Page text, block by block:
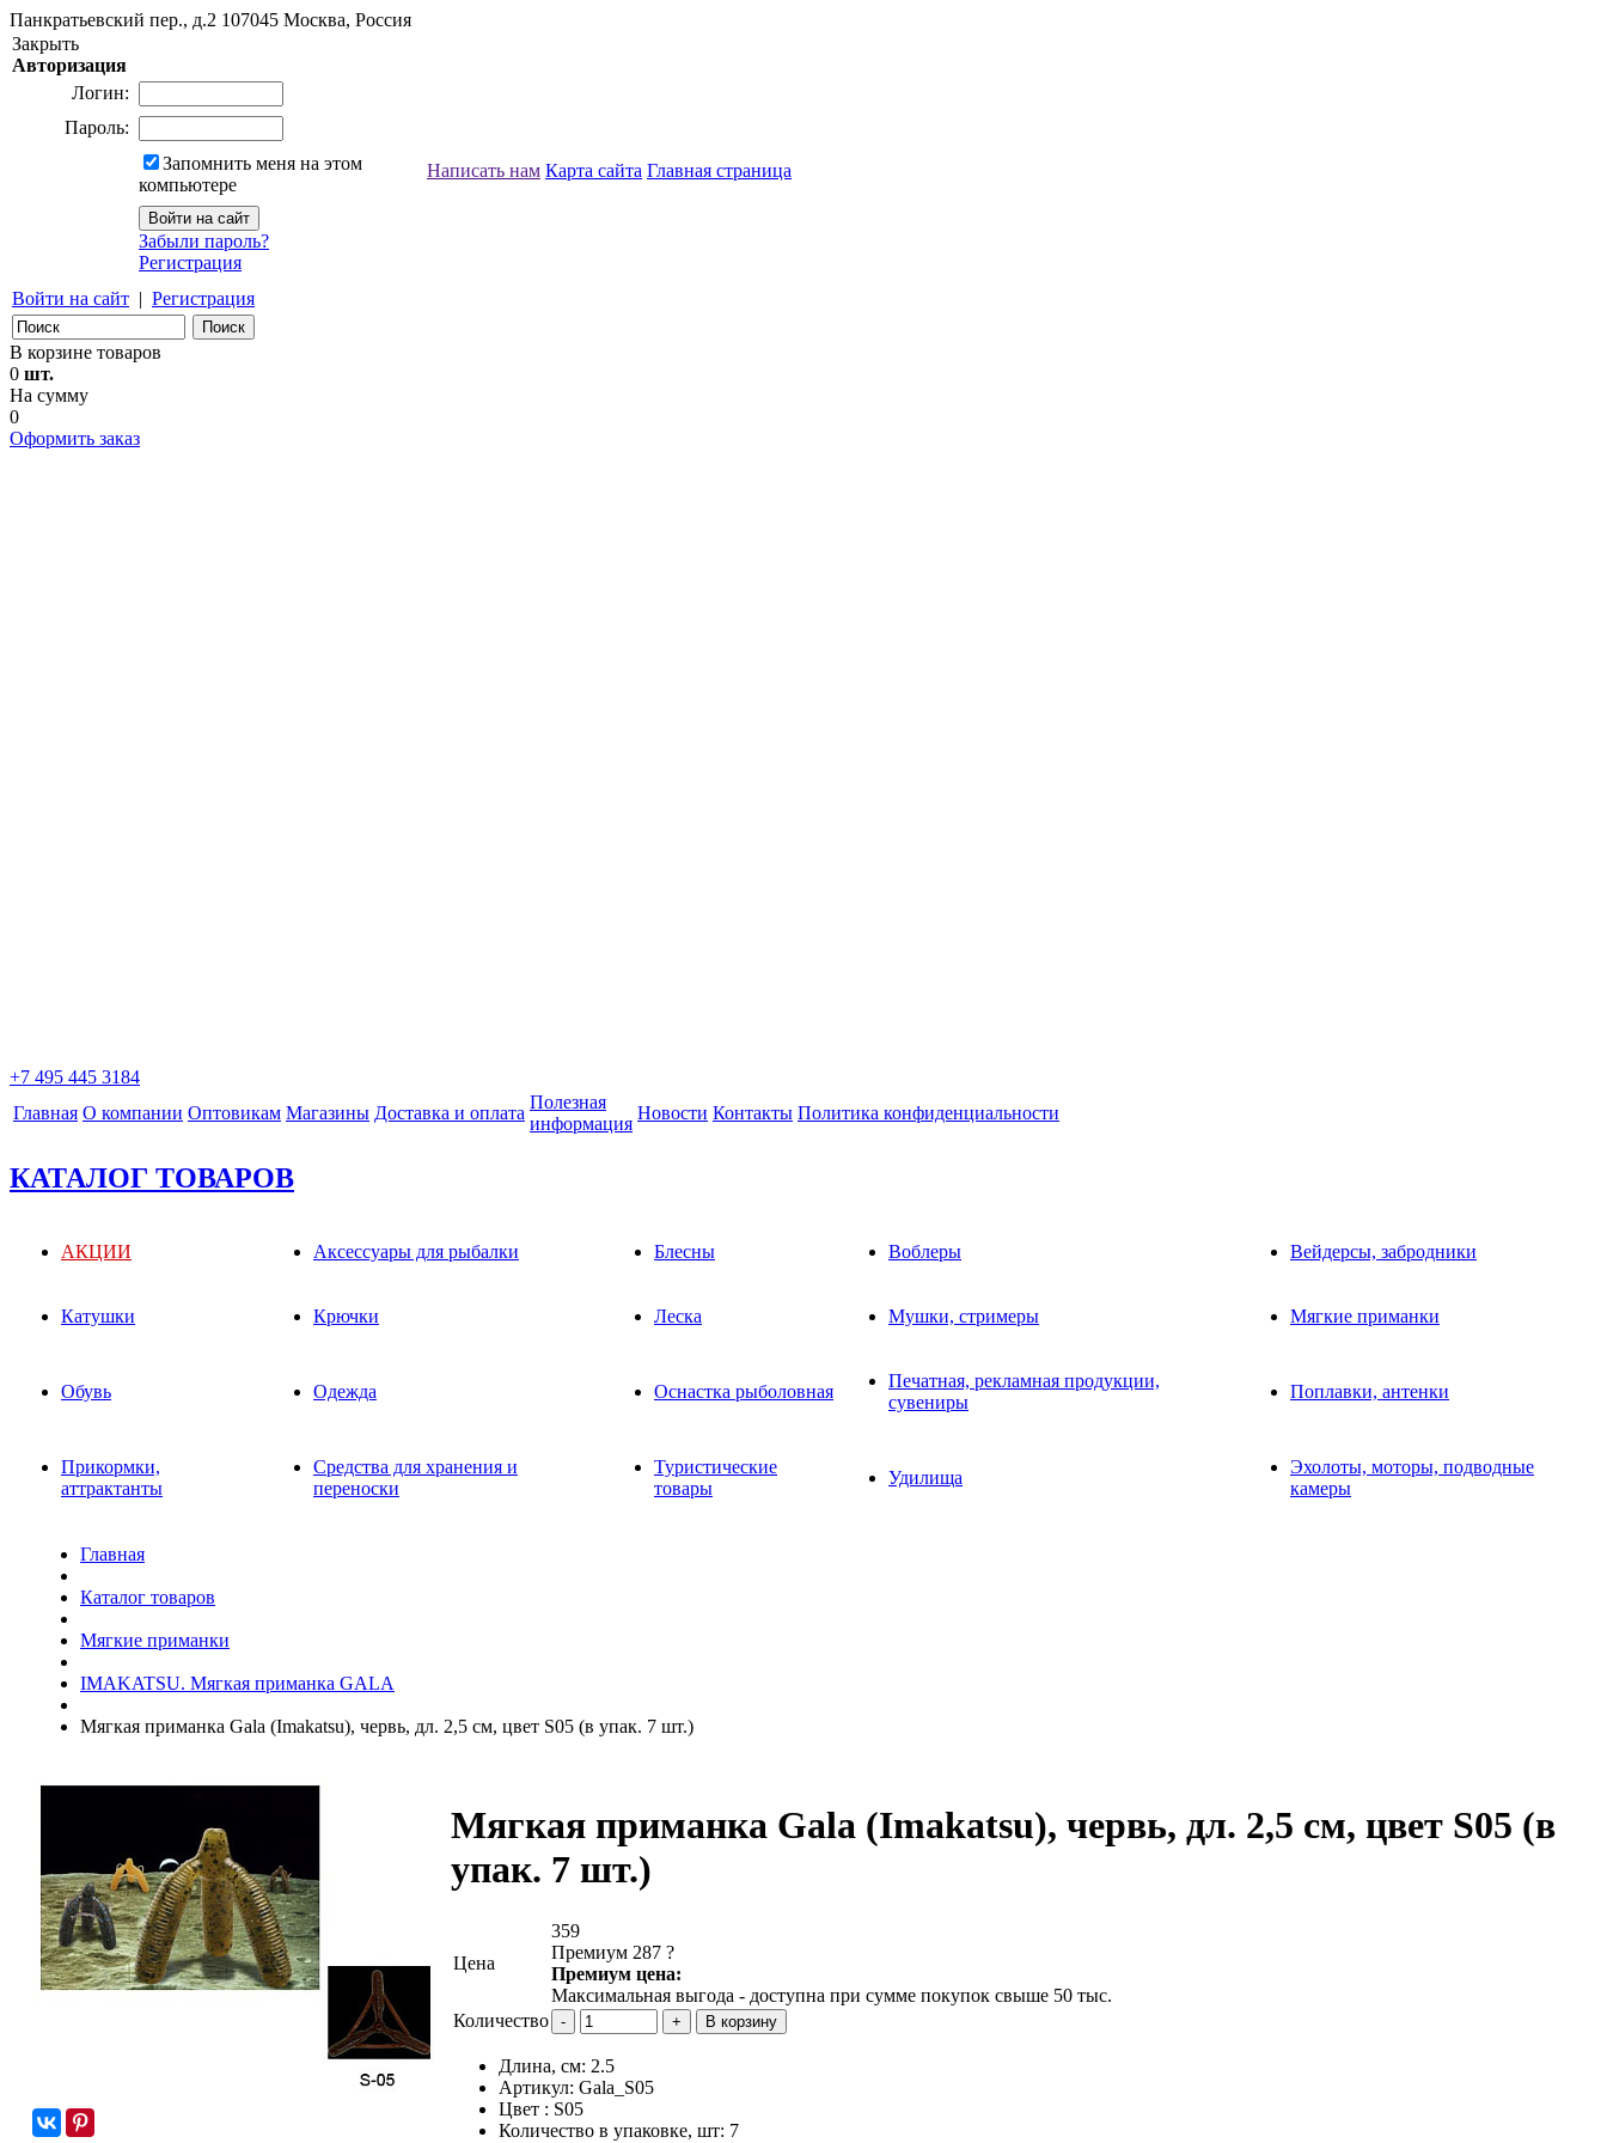
Панкратьевский пер., д.2 107045 Москва, Россия
Закрыть
Авторизация
Логин:
Пароль:
Запомнить меня на этом
компьютере
Забыли пароль?
Регистрация
Войти на сайт | Регистрация
Написать нам Карта сайта Главная страница
В корзине товаров
0 шт.
На сумму
0
Оформить заказ
+7 495 445 3184
Главная О компании Оптовикам Магазины Доставка и оплата
Полезная
информация
Новости Контакты Политика конфиденциальности
КАТАЛОГ ТОВАРОВ
АКЦИИ Аксессуары для рыбалки Блесны Воблеры Вейдерсы, забродники
Катушки Крючки Леска Мушки, стримеры Мягкие приманки
Обувь Одежда Оснастка рыболовная
Печатная, рекламная продукции,
сувениры
Поплавки, антенки
Прикормки,
аттрактанты
Средства для хранения и
переноски
Туристические
товары
Удилища
Эхолоты, моторы, подводные
камеры
Главная
Каталог товаров
Мягкие приманки
IMAKATSU. Мягкая приманка GALA
Мягкая приманка Gala (Imakatsu), червь, дл. 2,5 см, цвет S05 (в упак. 7 шт.)
Мягкая приманка Gala (Imakatsu), червь, дл. 2,5 см, цвет S05 (в
упак. 7 шт.)
Цена
359
Премиум 287 ?
Премиум цена:
Максимальная выгода - доступна при сумме покупок свыше 50 тыс.
Количество
Длина, см: 2.5
Артикул: Gala_S05
Цвет : S05
Количество в упаковке, шт: 7